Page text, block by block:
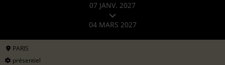
07 JANV. 2027
04 MARS 2027
PARIS
présentiel